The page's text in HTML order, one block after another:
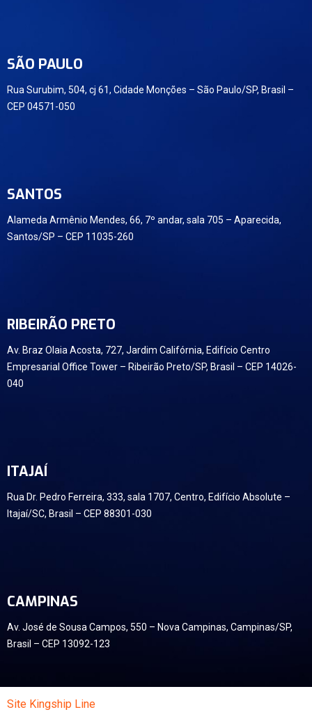
SÃO PAULO
Rua Surubim, 504, cj 61, Cidade Monções – São Paulo/SP, Brasil –
CEP 04571-050
SANTOS
Alameda Armênio Mendes, 66, 7º andar, sala 705 – Aparecida,
Santos/SP – CEP 11035-260
RIBEIRÃO PRETO
Av. Braz Olaia Acosta, 727, Jardim Califórnia, Edifício Centro
Empresarial Office Tower – Ribeirão Preto/SP, Brasil – CEP 14026-
040
ITAJAÍ
Rua Dr. Pedro Ferreira, 333, sala 1707, Centro, Edifício Absolute –
Itajaí/SC, Brasil – CEP 88301-030
CAMPINAS
Av. José de Sousa Campos, 550 – Nova Campinas, Campinas/SP,
Brasil – CEP 13092-123
Site Kingship Line